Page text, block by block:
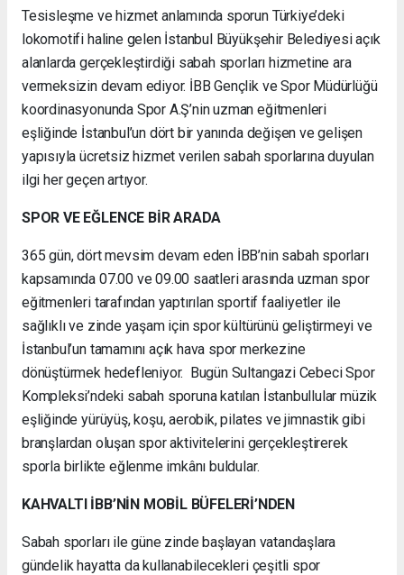
Tesisleşme ve hizmet anlamında sporun Türkiye’deki
lokomotifi haline gelen İstanbul Büyükşehir Belediyesi açık
alanlarda gerçekleştirdiği sabah sporları hizmetine ara
vermeksizin devam ediyor. İBB Gençlik ve Spor Müdürlüğü
koordinasyonunda Spor A.Ş’nin uzman eğitmenleri
eşliğinde İstanbul’un dört bir yanında değişen ve gelişen
yapısıyla ücretsiz hizmet verilen sabah sporlarına duyulan
ilgi her geçen artıyor.
SPOR VE EĞLENCE BİR ARADA
365 gün, dört mevsim devam eden İBB’nin sabah sporları
kapsamında 07.00 ve 09.00 saatleri arasında uzman spor
eğitmenleri tarafından yaptırılan sportif faaliyetler ile
sağlıklı ve zinde yaşam için spor kültürünü geliştirmeyi ve
İstanbul’un tamamını açık hava spor merkezine
dönüştürmek hedefleniyor. Bugün Sultangazi Cebeci Spor
Kompleksi’ndeki sabah sporuna katılan İstanbullular müzik
eşliğinde yürüyüş, koşu, aerobik, pilates ve jimnastik gibi
branşlardan oluşan spor aktivitelerini gerçekleştirerek
sporla birlikte eğlenme imkânı buldular.
KAHVALTI İBB’NİN MOBİL BÜFELERİ’NDEN
Sabah sporları ile güne zinde başlayan vatandaşlara
gündelik hayatta da kullanabilecekleri çeşitli spor